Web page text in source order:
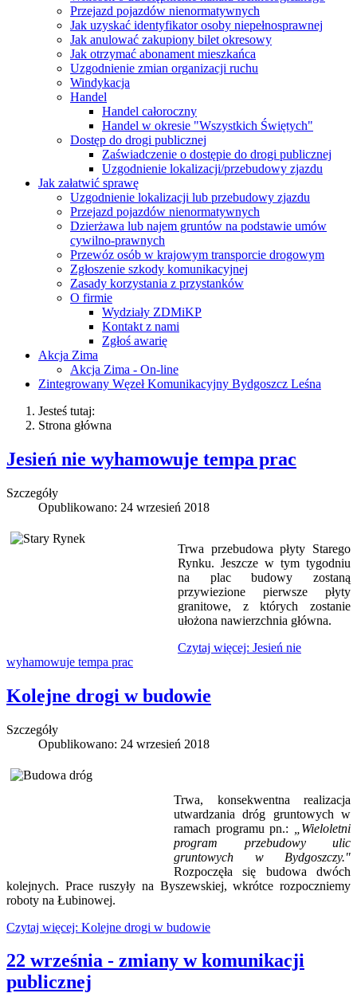
Przejazd pojazdów nienormatywnych
Jak uzyskać identyfikator osoby niepełnosprawnej
Jak anulować zakupiony bilet okresowy
Jak otrzymać abonament mieszkańca
Uzgodnienie zmian organizacji ruchu
Windykacja
Handel
Handel całoroczny
Handel w okresie "Wszystkich Świętych"
Dostęp do drogi publicznej
Zaświadczenie o dostępie do drogi publicznej
Uzgodnienie lokalizacji/przebudowy zjazdu
Jak załatwić sprawę
Uzgodnienie lokalizacji lub przebudowy zjazdu
Przejazd pojazdów nienormatywnych
Dzierżawa lub najem gruntów na podstawie umów
cywilno-prawnych
Przewóz osób w krajowym transporcie drogowym
Zgłoszenie szkody komunikacyjnej
Zasady korzystania z przystanków
O firmie
Wydziały ZDMiKP
Kontakt z nami
Zgłoś awarię
Akcja Zima
Akcja Zima - On-line
Zintegrowany Węzeł Komunikacyjny Bydgoszcz Leśna
Jesteś tutaj:
Strona główna
Jesień nie wyhamowuje tempa prac
Szczegóły
Opublikowano: 24 wrzesień 2018
Trwa przebudowa płyty Starego
Rynku. Jeszcze w tym tygodniu
na plac budowy zostaną
przywiezione pierwsze płyty
granitowe, z których zostanie
ułożona nawierzchnia główna.
Czytaj więcej: Jesień nie
wyhamowuje tempa prac
Kolejne drogi w budowie
Szczegóły
Opublikowano: 24 wrzesień 2018
Trwa, konsekwentna realizacja
utwardzania dróg gruntowych w
ramach programu pn.:
„Wieloletni
program przebudowy ulic
gruntowych w Bydgoszczy."
Rozpoczęła się budowa dwóch
kolejnych. Prace ruszyły na Byszewskiej, wkrótce rozpoczniemy
roboty na Łubinowej.
Czytaj więcej: Kolejne drogi w budowie
22 września - zmiany w komunikacji
publicznej